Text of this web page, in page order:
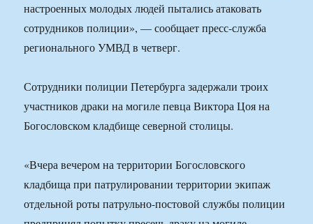
настроенных молодых людей пытались атаковать
сотрудников полиции», — сообщает пресс-служба
регионального УМВД в четверг.
Сотрудники полиции Петербурга задержали троих
участников драки на могиле певца Виктора Цоя на
Богословском кладбище северной столицы.
«Вчера вечером на территории Богословского
кладбища при патрулировании территории экипаж
отдельной роты патрульно-постовой службы полиции